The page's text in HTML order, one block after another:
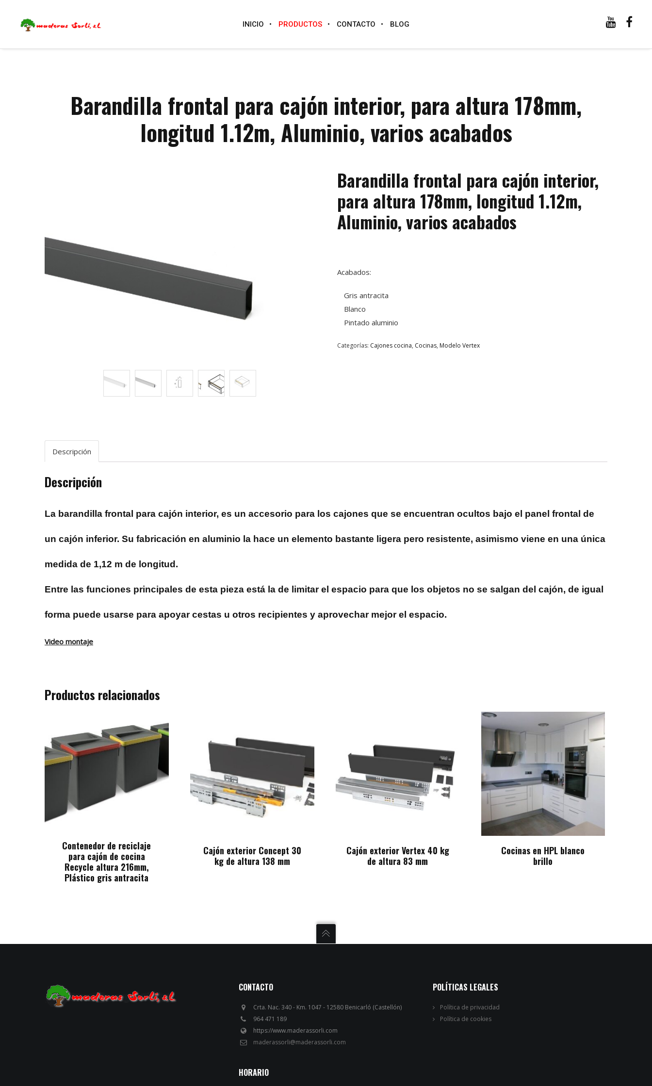
INICIO PRODUCTOS CONTACTO BLOG
Barandilla frontal para cajón interior, para altura 178mm,
longitud 1.12m, Aluminio, varios acabados
Barandilla frontal para cajón interior,
para altura 178mm, longitud 1.12m,
Aluminio, varios acabados
Acabados:
Gris antracita
Blanco
Pintado aluminio
Categorías: Cajones cocina, Cocinas, Modelo Vertex
Descripción
Descripción
La barandilla frontal para cajón interior, es un accesorio para los cajones que se encuentran ocultos bajo el panel frontal de
un cajón inferior. Su fabricación en aluminio la hace un elemento bastante ligera pero resistente, asimismo viene en una única
medida de 1,12 m de longitud.
Entre las funciones principales de esta pieza está la de limitar el espacio para que los objetos no se salgan del cajón, de igual
forma puede usarse para apoyar cestas u otros recipientes y aprovechar mejor el espacio.
Video montaje
Productos relacionados
Contenedor de reciclaje
para cajón de cocina
Recycle altura 216mm,
Plástico gris antracita
Cajón exterior Concept 30
kg de altura 138 mm
Cajón exterior Vertex 40 kg
de altura 83 mm
Cocinas en HPL blanco
brillo
CONTACTO
Crta. Nac. 340 - Km. 1047 - 12580 Benicarló (Castellón)
964 471 189
https://www.maderassorli.com
maderassorli@maderassorli.com
HORARIO
POLÍTICAS LEGALES
Política de privacidad
Política de cookies